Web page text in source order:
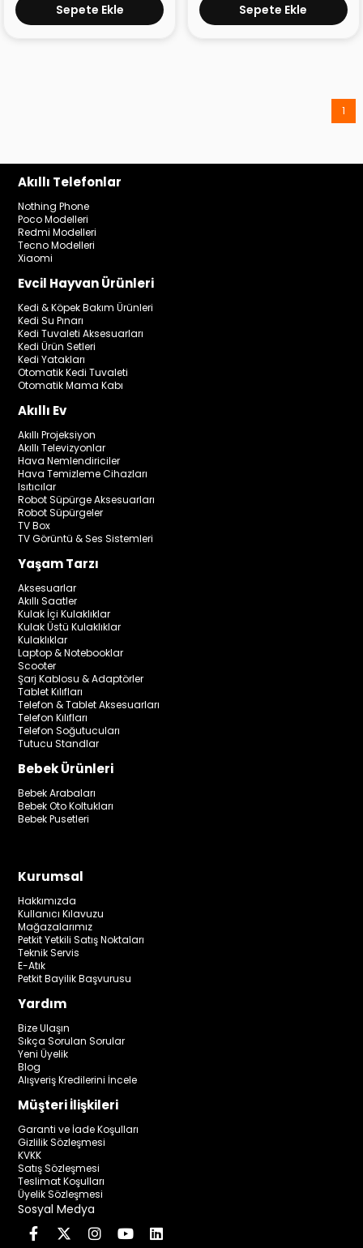
Sepete Ekle Sepete Ekle
1
Akıllı Telefonlar
Nothing Phone
Poco Modelleri
Redmi Modelleri
Tecno Modelleri
Xiaomi
Evcil Hayvan Ürünleri
Kedi & Köpek Bakım Ürünleri
Kedi Su Pınarı
Kedi Tuvaleti Aksesuarları
Kedi Ürün Setleri
Kedi Yatakları
Otomatik Kedi Tuvaleti
Otomatik Mama Kabı
Akıllı Ev
Akıllı Projeksiyon
Akıllı Televizyonlar
Hava Nemlendiriciler
Hava Temizleme Cihazları
Isıtıcılar
Robot Süpürge Aksesuarları
Robot Süpürgeler
TV Box
TV Görüntü & Ses Sistemleri
Yaşam Tarzı
Aksesuarlar
Akıllı Saatler
Kulak İçi Kulaklıklar
Kulak Üstü Kulaklıklar
Kulaklıklar
Laptop & Notebooklar
Scooter
Şarj Kablosu & Adaptörler
Tablet Kılıfları
Telefon & Tablet Aksesuarları
Telefon Kılıfları
Telefon Soğutucuları
Tutucu Standlar
Bebek Ürünleri
Bebek Arabaları
Bebek Oto Koltukları
Bebek Pusetleri
Kurumsal
Hakkımızda
Kullanıcı Kılavuzu
Mağazalarımız
Petkit Yetkili Satış Noktaları
Teknik Servis
E-Atık
Petkit Bayilik Başvurusu
Yardım
Bize Ulaşın
Sıkça Sorulan Sorular
Yeni Üyelik
Blog
Alışveriş Kredilerini İncele
Müşteri İlişkileri
Garanti ve İade Koşulları
Gizlilik Sözleşmesi
KVKK
Satış Sözleşmesi
Teslimat Koşulları
Üyelik Sözleşmesi
Sosyal Medya